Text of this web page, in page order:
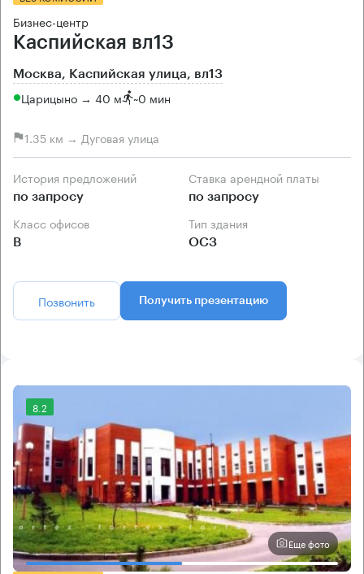
Бизнес-центр
Каспийская вл13
Москва, Каспийская улица, вл13
Царицыно → 40 м ~0 мин
1.35 км → Дуговая улица
История предложений
по запросу
Ставка арендной платы
по запросу
Класс офисов
B
Тип здания
ОСЗ
Позвонить Получить презентацию
8.2
Еще фото